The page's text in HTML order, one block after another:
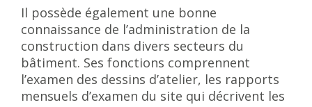
Il possède également une bonne
connaissance de l’administration de la
construction dans divers secteurs du
bâtiment. Ses fonctions comprennent
l’examen des dessins d’atelier, les rapports
mensuels d’examen du site qui décrivent les